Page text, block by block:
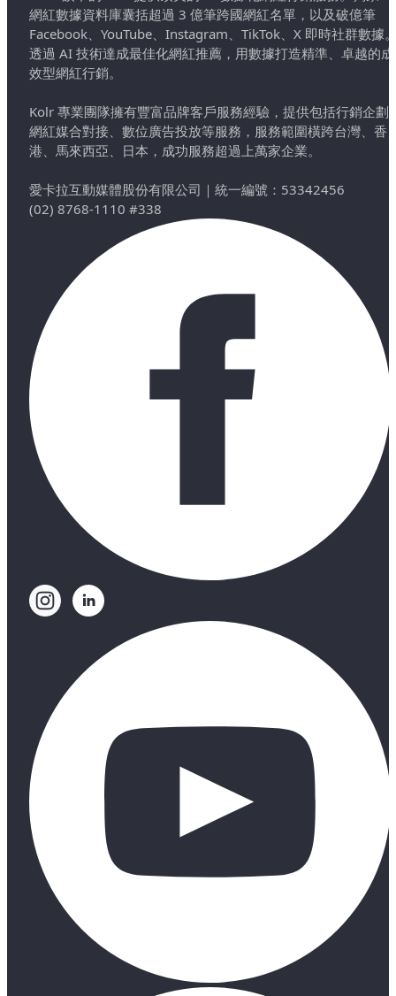
網紅數據資料庫囊括超過 3 億筆跨國網紅名單，以及破億筆
Facebook、YouTube、Instagram、TikTok、X 即時社群數據
透過 AI 技術達成最佳化網紅推薦，用數據打造精準、卓越的成
效型網紅行銷。
Kolr 專業團隊擁有豐富品牌客戶服務經驗，提供包括行銷企劃
網紅媒合對接、數位廣告投放等服務，服務範圍橫跨台灣、香
港、馬來西亞、日本，成功服務超過上萬家企業。
愛卡拉互動媒體股份有限公司 ｜ 統一編號：53342456
(02) 8768-1110 #338